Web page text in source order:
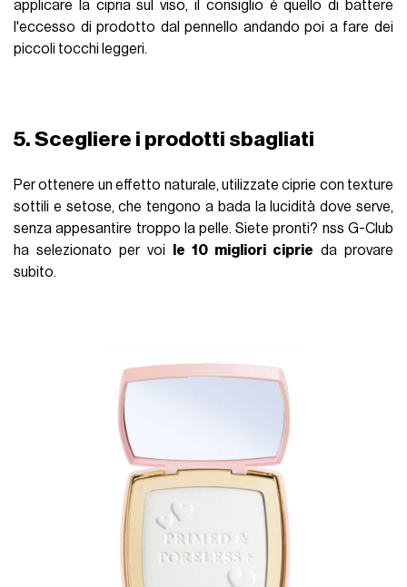
applicare la cipria sul viso, il consiglio è quello di battere
l'eccesso di prodotto dal pennello andando poi a fare dei
piccoli tocchi leggeri.
5. Scegliere i prodotti sbagliati
Per ottenere un effetto naturale, utilizzate ciprie con texture
sottili e setose, che tengono a bada la lucidità dove serve,
senza appesantire troppo la pelle. Siete pronti? nss G-Club
ha selezionato per voi
le 10 migliori ciprie da provare
subito.